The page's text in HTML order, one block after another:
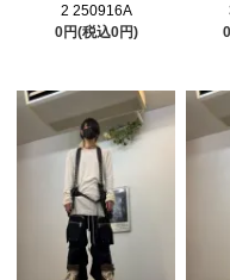
2 250916A
0円(税込0円)